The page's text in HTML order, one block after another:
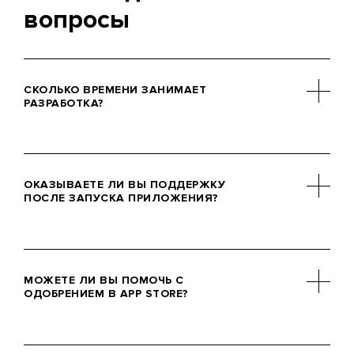
вопросы
СКОЛЬКО ВРЕМЕНИ ЗАНИМАЕТ
РАЗРАБОТКА?
приложения варьируются в
зависимости от сложности проекта и
чтобы установить реальные сроки.
ОКАЗЫВАЕТЕ ЛИ ВЫ ПОДДЕРЖКУ
ПОСЛЕ ЗАПУСКА ПРИЛОЖЕНИЯ?
обслуживанию и поддержке после
запуска, чтобы обеспечить
ошибок, обновление функций или
МОЖЕТЕ ЛИ ВЫ ПОМОЧЬ С
ОДОБРЕНИЕМ В APP STORE?